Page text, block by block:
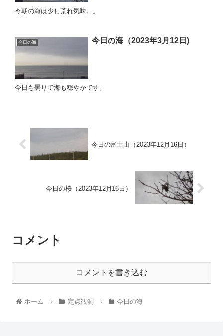
今朝の海は少し荒れ気味。。
今日の海 今日の海（2023年3月12日)
今日も曇りで海も穏やかです。
今日の富士山（2023年12月16日）
今日の桜（2023年12月16日）
コメント
コメントを書き込む
ホーム 定点観測 今日の海